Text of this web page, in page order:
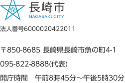
法人番号6000020422011
〒850-8685 長崎県長崎市魚の町4-1
095-822-8888(代表)
開庁時間 午前8時45分～午後5時30分